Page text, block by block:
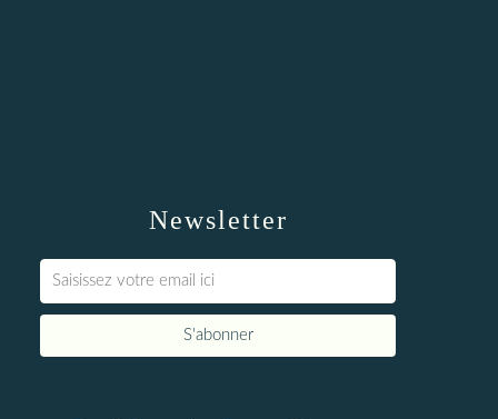
Newsletter